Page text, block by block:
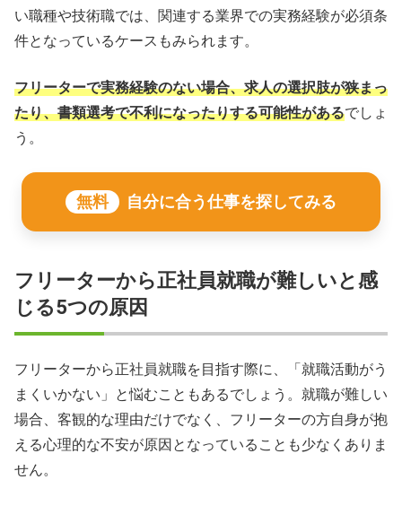
い職種や技術職では、関連する業界での実務経験が必須条
件となっているケースもみられます。
フリーターで実務経験のない場合、求人の選択肢が狭まっ
たり、書類選考で不利になったりする可能性があるでしょ
う。
無料 自分に合う仕事を探してみる
フリーターから正社員就職が難しいと感
じる5つの原因
フリーターから正社員就職を目指す際に、「就職活動がう
まくいかない」と悩むこともあるでしょう。就職が難しい
場合、客観的な理由だけでなく、フリーターの方自身が抱
える心理的な不安が原因となっていることも少なくありま
せん。